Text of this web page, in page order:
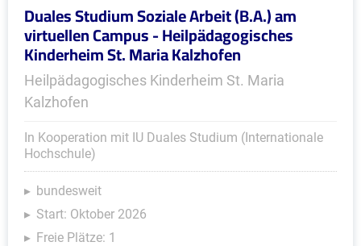
Duales Studium Soziale Arbeit (B.A.) am
virtuellen Campus - Heilpädagogisches
Kinderheim St. Maria Kalzhofen
Heilpädagogisches Kinderheim St. Maria
Kalzhofen
In Kooperation mit IU Duales Studium (Internationale
Hochschule)
bundesweit
Start: Oktober 2026
Freie Plätze: 1